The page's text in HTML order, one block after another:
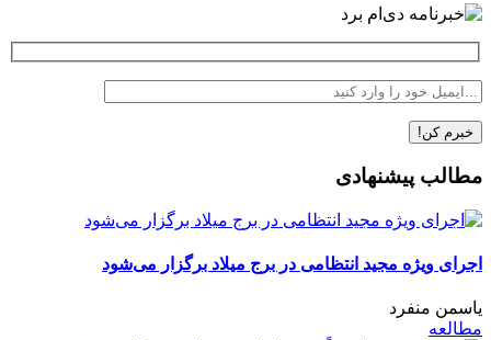
مطالب پیشنهادی
اجرای ویژه مجید انتظامی در برج میلاد برگزار می‌شود
یاسمن منفرد
مطالعه